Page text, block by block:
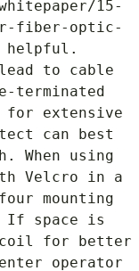
15-
fiber-optic-
helpful.
to cable
terminated
for extensive
can best
When using
Velcro in a
mounting
If space is
for better
operator